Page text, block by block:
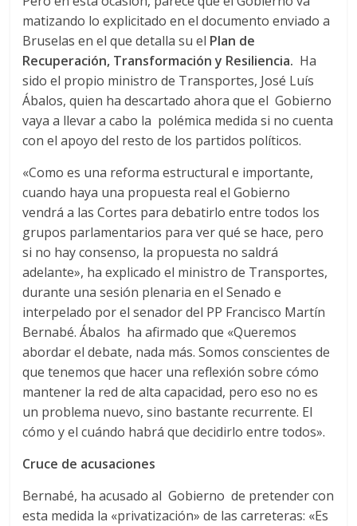
s
p
o
r
t
e
d
e
E
q
u
matizando lo explicitado en el documento enviado a
Bruselas en el que detalla su el Plan de
Recuperación, Transformación y Resiliencia. Ha
sido el propio ministro de Transportes, José Luís
Ábalos, quien ha descartado ahora que el Gobierno
vaya a llevar a cabo la polémica medida si no cuenta
con el apoyo del resto de los partidos políticos.
«Como es una reforma estructural e importante,
cuando haya una propuesta real el Gobierno
vendrá a las Cortes para debatirlo entre todos los
grupos parlamentarios para ver qué se hace, pero
si no hay consenso, la propuesta no saldrá
adelante», ha explicado el ministro de Transportes,
durante una sesión plenaria en el Senado e
interpelado por el senador del PP Francisco Martín
Bernabé. Ábalos ha afirmado que «Queremos
abordar el debate, nada más. Somos conscientes de
que tenemos que hacer una reflexión sobre cómo
mantener la red de alta capacidad, pero eso no es
un problema nuevo, sino bastante recurrente. El
cómo y el cuándo habrá que decidirlo entre todos».
Cruce de acusaciones
Bernabé, ha acusado al Gobierno de pretender con
esta medida la «privatización» de las carreteras: «Es